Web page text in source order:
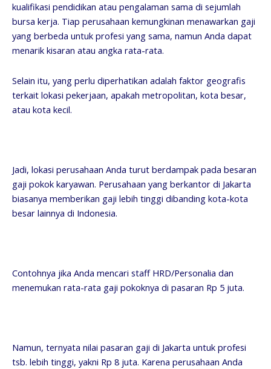
kualifikasi pendidikan atau pengalaman sama di sejumlah
bursa kerja. Tiap perusahaan kemungkinan menawarkan gaji
yang berbeda untuk profesi yang sama, namun Anda dapat
menarik kisaran atau angka rata-rata.
Selain itu, yang perlu diperhatikan adalah faktor geografis
terkait lokasi pekerjaan, apakah metropolitan, kota besar,
atau kota kecil.
Jadi, lokasi perusahaan Anda turut berdampak pada besaran
gaji pokok karyawan. Perusahaan yang berkantor di Jakarta
biasanya memberikan gaji lebih tinggi dibanding kota-kota
besar lainnya di Indonesia.
Contohnya jika Anda mencari staff HRD/Personalia dan
menemukan rata-rata gaji pokoknya di pasaran Rp 5 juta.
Namun, ternyata nilai pasaran gaji di Jakarta untuk profesi
tsb. lebih tinggi, yakni Rp 8 juta. Karena perusahaan Anda